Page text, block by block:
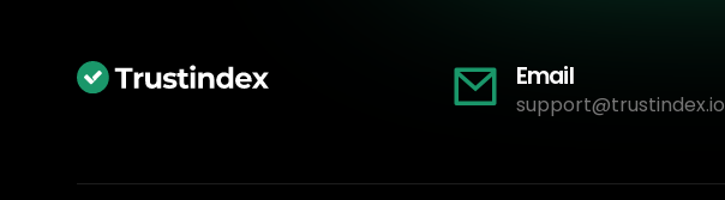
Email
support@trustindex.io